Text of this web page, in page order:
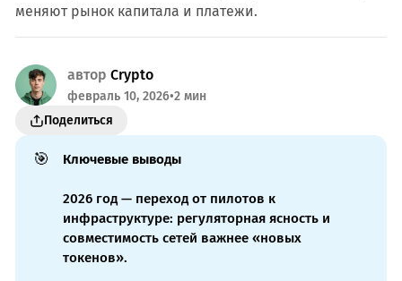
меняют рынок капитала и платежи.
автор Crypto
февраль 10, 2026•2 мин
Поделиться
🎯 Ключевые выводы
2026 год — переход от пилотов к
инфраструктуре: регуляторная ясность и
совместимость сетей важнее «новых
токенов».